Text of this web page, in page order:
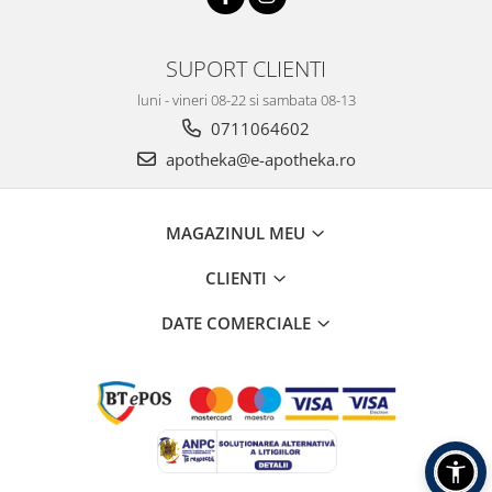
SUPORT CLIENTI
luni - vineri 08-22 si sambata 08-13
0711064602
apotheka@e-apotheka.ro
MAGAZINUL MEU
CLIENTI
DATE COMERCIALE